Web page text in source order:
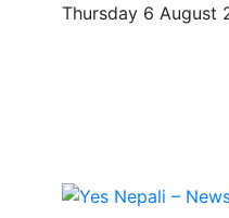
Thursday 6 August